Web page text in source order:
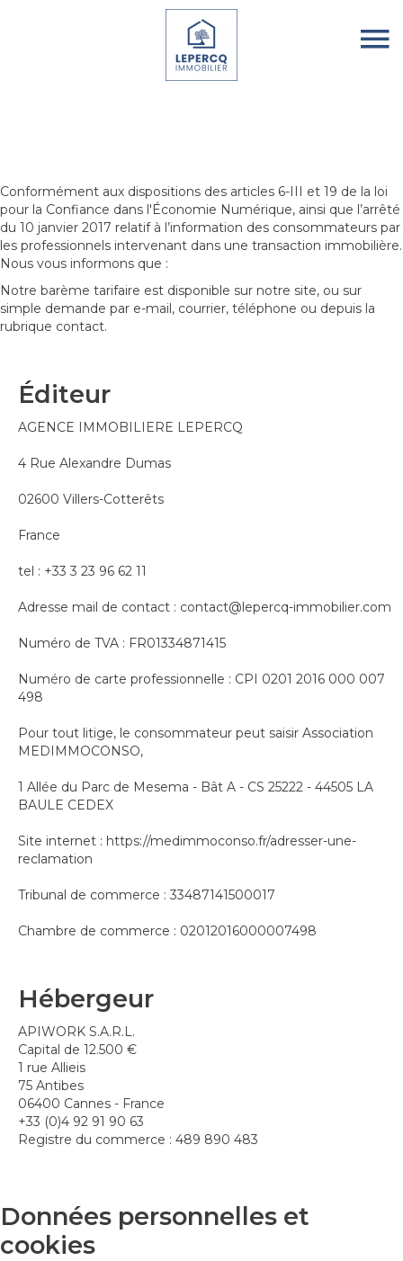
Conformément aux dispositions des articles 6-III et 19 de la loi
pour la Confiance dans l'Économie Numérique, ainsi que l’arrêté
du 10 janvier 2017 relatif à l’information des consommateurs par
les professionnels intervenant dans une transaction immobilière.
Nous vous informons que :
Notre barème tarifaire est disponible sur notre site, ou sur
simple demande par e-mail, courrier, téléphone ou depuis la
rubrique contact.
Éditeur
AGENCE IMMOBILIERE LEPERCQ
4 Rue Alexandre Dumas
02600 Villers-Cotterêts
France
tel : +33 3 23 96 62 11
Adresse mail de contact : contact@lepercq-immobilier.com
Numéro de TVA : FR01334871415
Numéro de carte professionnelle : CPI 0201 2016 000 007
498
Pour tout litige, le consommateur peut saisir Association
MEDIMMOCONSO,
1 Allée du Parc de Mesema - Bât A - CS 25222 - 44505 LA
BAULE CEDEX
Site internet : https://medimmoconso.fr/adresser-une-
reclamation
Tribunal de commerce : 33487141500017
Chambre de commerce : 02012016000007498
Hébergeur
APIWORK S.A.R.L.
Capital de 12.500 €
1 rue Allieis
75 Antibes
06400 Cannes - France
+33 (0)4 92 91 90 63
Registre du commerce : 489 890 483
Données personnelles et
cookies